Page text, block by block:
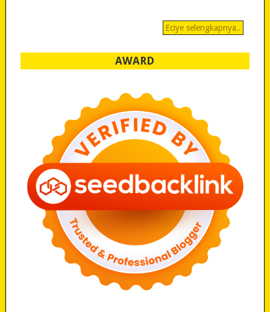
Eciye selengkapnya..
AWARD